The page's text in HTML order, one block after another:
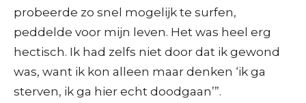
probeerde zo snel mogelijk te surfen,
peddelde voor mijn leven. Het was heel erg
hectisch. Ik had zelfs niet door dat ik gewond
was, want ik kon alleen maar denken ‘ik ga
sterven, ik ga hier echt doodgaan’”.